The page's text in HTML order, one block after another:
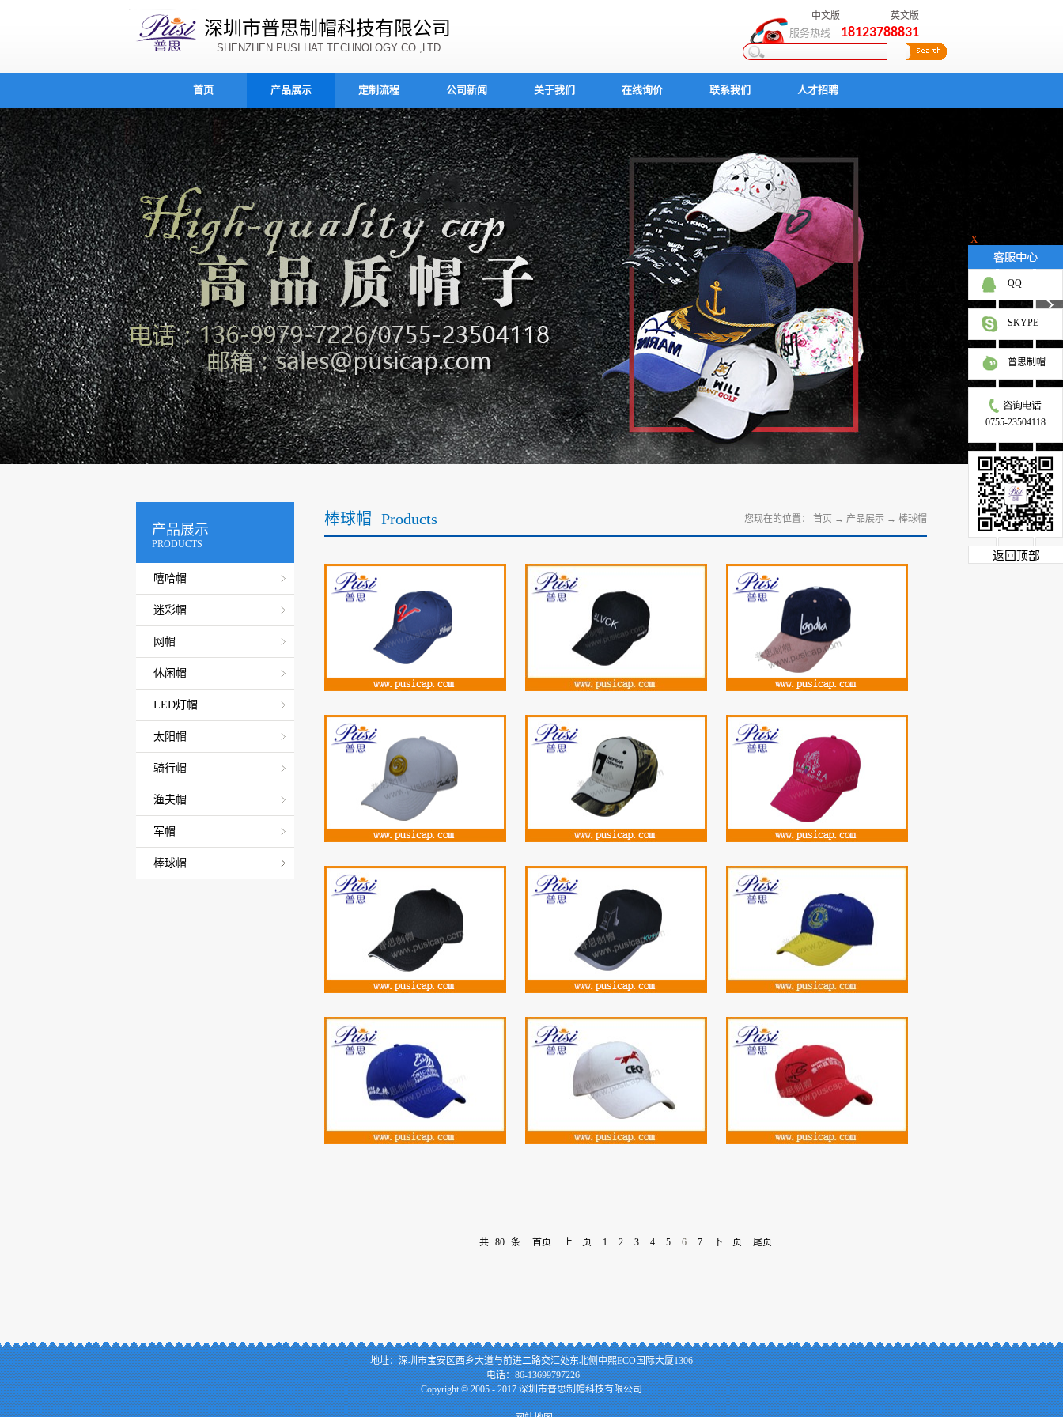
深圳市普思制帽科技有限公司
SHENZHEN PUSI HAT TECHNOLOGY CO.,LTD
服务热线: 18123788831
中文版 英文版
首页 产品展示 定制流程 公司新闻 关于我们 在线询价 联系我们 人才招聘
产品展示
PRODUCTS
嘻哈帽
迷彩帽
网帽
休闲帽
LED灯帽
太阳帽
骑行帽
渔夫帽
军帽
棒球帽
Products
棒球帽 您现在的位置： 首页 → 产品展示 → 棒球帽
共 80 条 首页 上一页 1 2 3 4 5 6 7 下一页 尾页
Copyright © 2005 - 2017 深圳市普思制帽科技有限公司
地址：深圳市宝安区西乡大道与前进二路交汇处东北侧中熙ECO国际大厦1306
电话：86-13699797226
X
QQ
SKYPE
普思制帽
0755-23504118
返回顶部